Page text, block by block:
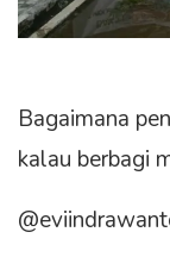
Bagaimana
kalau berbagi